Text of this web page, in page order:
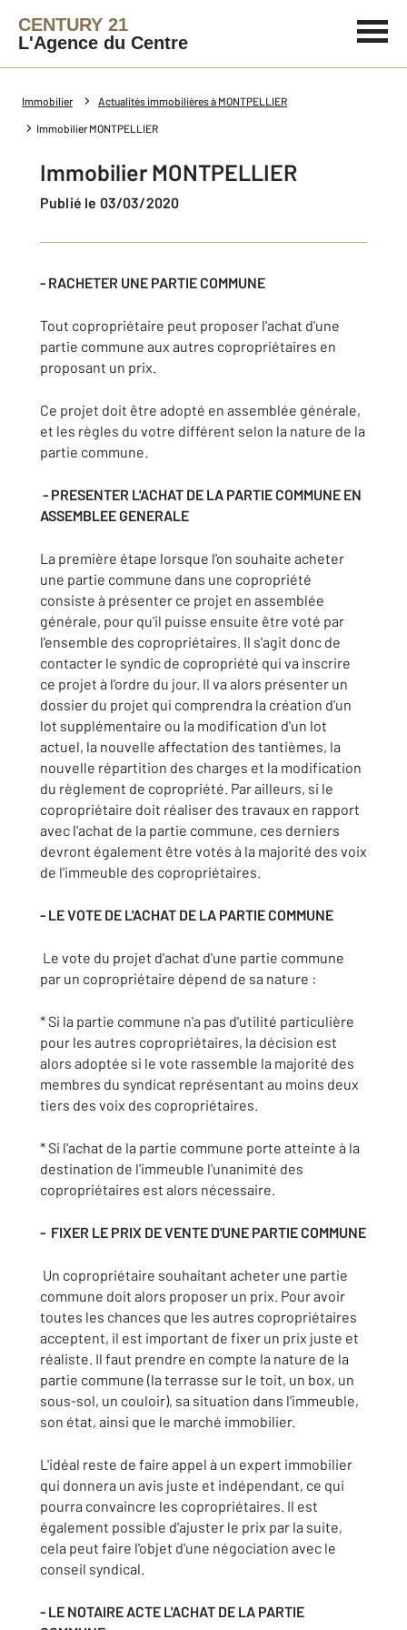
CENTURY 21
L'Agence du Centre
Immobilier Actualités immobilières à MONTPELLIER
Immobilier MONTPELLIER
Immobilier MONTPELLIER
Publié le 03/03/2020
- RACHETER UNE PARTIE COMMUNE
Tout copropriétaire peut proposer l'achat d'une
partie commune aux autres copropriétaires en
proposant un prix.
Ce projet doit être adopté en assemblée générale,
et les règles du votre différent selon la nature de la
partie commune.
- PRESENTER L'ACHAT DE LA PARTIE COMMUNE EN
ASSEMBLEE GENERALE
La première étape lorsque l'on souhaite acheter
une partie commune dans une copropriété
consiste à présenter ce projet en assemblée
générale, pour qu'il puisse ensuite être voté par
l'ensemble des copropriétaires. Il s'agit donc de
contacter le syndic de copropriété qui va inscrire
ce projet à l'ordre du jour. Il va alors présenter un
dossier du projet qui comprendra la création d'un
lot supplémentaire ou la modification d'un lot
actuel, la nouvelle affectation des tantièmes, la
nouvelle répartition des charges et la modification
du règlement de copropriété. Par ailleurs, si le
copropriétaire doit réaliser des travaux en rapport
avec l'achat de la partie commune, ces derniers
devront également être votés à la majorité des voix
de l'immeuble des copropriétaires.
- LE VOTE DE L'ACHAT DE LA PARTIE COMMUNE
Le vote du projet d'achat d'une partie commune
par un copropriétaire dépend de sa nature :
* Si la partie commune n'a pas d'utilité particulière
pour les autres copropriétaires, la décision est
alors adoptée si le vote rassemble la majorité des
membres du syndicat représentant au moins deux
tiers des voix des copropriétaires.
* Si l'achat de la partie commune porte atteinte à la
destination de l'immeuble l'unanimité des
copropriétaires est alors nécessaire.
- FIXER LE PRIX DE VENTE D'UNE PARTIE COMMUNE
Un copropriétaire souhaitant acheter une partie
commune doit alors proposer un prix. Pour avoir
toutes les chances que les autres copropriétaires
acceptent, il est important de fixer un prix juste et
réaliste. Il faut prendre en compte la nature de la
partie commune (la terrasse sur le toit, un box, un
sous-sol, un couloir), sa situation dans l'immeuble,
son état, ainsi que le marché immobilier.
L'idéal reste de faire appel à un expert immobilier
qui donnera un avis juste et indépendant, ce qui
pourra convaincre les copropriétaires. Il est
également possible d'ajuster le prix par la suite,
cela peut faire l'objet d'une négociation avec le
conseil syndical.
- LE NOTAIRE ACTE L'ACHAT DE LA PARTIE